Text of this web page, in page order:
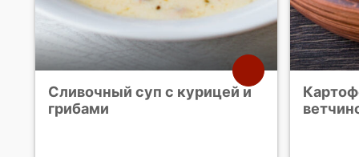
Сливочный суп с курицей и
грибами